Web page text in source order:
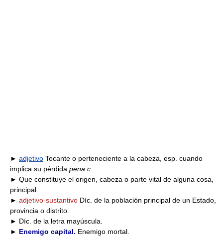
► adjetivo Tocante o perteneciente a la cabeza, esp. cuando
implica su pérdida:pena c.
► Que constituye el origen, cabeza o parte vital de alguna cosa,
principal.
► adjetivo-sustantivo Díc. de la población principal de un Estado,
provincia o distrito.
► Díc. de la letra mayúscula.
► Enemigo capital. Enemigo mortal.